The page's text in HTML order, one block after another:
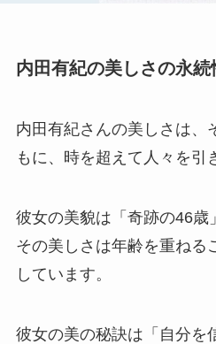
内田有紀の美しさの永続
内田有紀さんの美しさは、
もに、時を超えて人々を引
彼女の美貌は「奇跡の46歳
その美しさは年齢を重ねる
しています。
彼女の美の秘訣は「自分を